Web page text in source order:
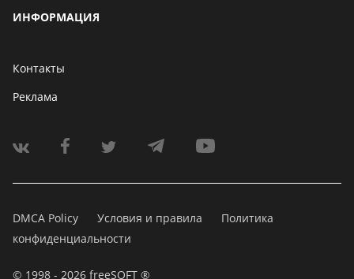
ИНФОРМАЦИЯ
Контакты
Реклама
DMCA Policy Условия и правила
Политика
конфиденциальности
© 1998 - 2026 freeSOFT ®